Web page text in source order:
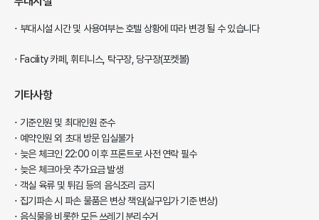
부대시설 시간 및 사용여부는 호텔 상황에 따라 변경 될 수 있습니다
Facility 카페, 휘티니스, 탁구장, 당구장(포켓볼)
기타사항
기준인원 및 최대인원 준수
예약인원 외 초대 방문 입실불가
늦은 체크인 22:00 이후 프론트로 사전 연락 필수
늦은 체크아웃 추가요금 발생
객실 육류 및 튀김 등의 음식조리 금지
집기파손 시 파손 물품은 변상 책임(실구입가 기준 변상)
음식물을 비롯한 모든 쓰레기 분리수거